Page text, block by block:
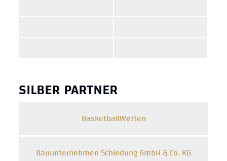
SILBER PARTNER
BasketballWetten
Bauunternehmen Schiedung GmbH & Co. KG